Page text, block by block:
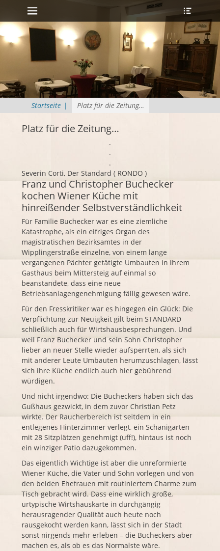
Erstes Menü
Zum
Inhalt:
Startseite | Platz für die Zeitung…
Platz für die Zeitung…
.
.
.
Severin Corti, Der Standard ( RONDO )
Franz und Christopher Buchecker
kochen Wiener Küche mit
hinreißender Selbstverständlichkeit
Für Familie Buchecker war es eine ziemliche
Katastrophe, als ein eifriges Organ des
magistratischen Bezirksamtes in der
Wipplingerstraße einzelne, von einem lange
vergangenen Pächter getätigte Umbauten in ihrem
Gasthaus beim Mittersteig auf einmal so
beanstandete, dass eine neue
Betriebsanlagengenehmigung fällig gewesen wäre.
Für den Fresskritiker war es hingegen ein Glück: Die
Verpflichtung zur Neuigkeit gilt beim STANDARD
schließlich auch für Wirtshausbesprechungen. Und
weil Franz Buchecker und sein Sohn Christopher
lieber an neuer Stelle wieder aufsperrten, als sich
mit anderer Leute Umbauten herumzuschlagen, lässt
sich ihre Küche endlich auch hier gebührend
würdigen.
Und nicht irgendwo: Die Bucheckers haben sich das
Gußhaus gezwickt, in dem zuvor Christian Petz
wirkte. Der Raucherbereich ist seitdem in ein
entlegenes Hinterzimmer verlegt, ein Schanigarten
mit 28 Sitzplätzen genehmigt (uff!), hintaus ist noch
ein winziger Patio dazugekommen.
Das eigentlich Wichtige ist aber die unreformierte
Wiener Küche, die Vater und Sohn vorlegen und von
den beiden Ehefrauen mit routiniertem Charme zum
Tisch gebracht wird. Dass eine wirklich große,
urtypische Wirtshauskarte in durchgängig
herausragender Qualität auch heute noch
rausgekocht werden kann, lässt sich in der Stadt
sonst nirgends mehr erleben – die Bucheckers aber
machen es, als ob es das Normalste wäre.